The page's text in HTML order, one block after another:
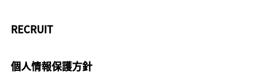
RECRUIT
個人情報保護方針